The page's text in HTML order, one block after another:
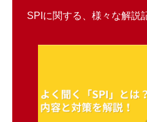
SPIに関する、様々な解説